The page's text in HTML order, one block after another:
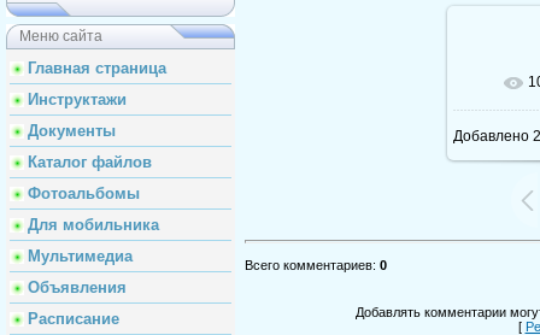
Меню сайта
Главная страница
Инструктажи
Документы
Каталог файлов
Фотоальбомы
Для мобильника
Мультимедиа
Объявления
Расписание
Добавлено
Всего комментариев: 0
Добавлять комментарии
[